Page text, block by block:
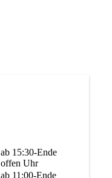
ab 15:30-Ende
offen Uhr
ab 11:00-Ende